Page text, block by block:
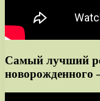
Самый лучший